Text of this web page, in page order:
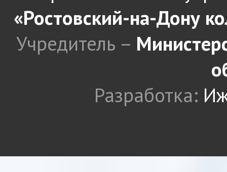
«Ростовский-на-Дону
Учредитель –
Разработка: